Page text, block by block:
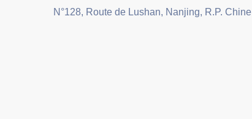
N°128, Route de Lushan, Nanjing, R.P. Chine